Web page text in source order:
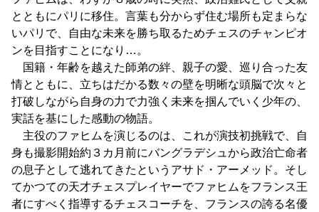
とともにパリに移住。言葉も分からず住む場所も定まらな
いパリで、自由な未来を勝ち取るためチェスのチャンピオ
ンを目指すことになり…。
国籍・年齢を越えた師弟の絆、親子の愛、巡り合った友
情とともに、立ちはだかる数々の壁を明晰な頭脳で次々と
打破しながら自身の力で力強く未来を掴んでいく少年の、
実話を基にした感動の物語。
主役のファヒムを演じるのは、これが演技初挑戦で、自
身も撮影開始約３カ月前にバングラデシュから政治亡命者
の息子として逃れてきたというアサド・アーメッド。そし
てかつての天才チェスプレイヤーでファヒムをフランス王
者にすべく指導するチェスコーチを、フランスの誇る名優